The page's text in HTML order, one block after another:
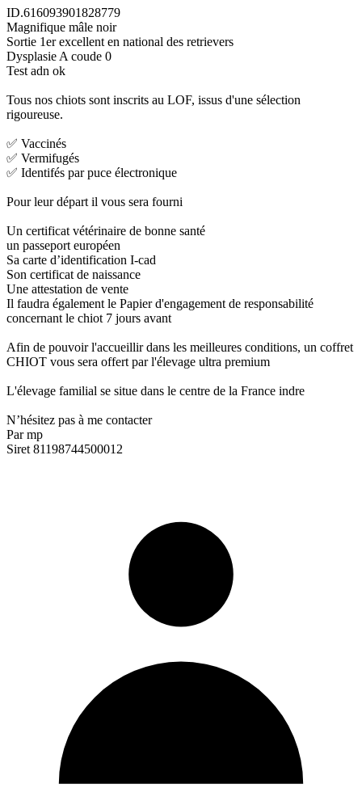
ID.616093901828779
Magnifique mâle noir
Sortie 1er excellent en national des retrievers
Dysplasie A coude 0
Test adn ok
Tous nos chiots sont inscrits au LOF, issus d'une sélection
rigoureuse.
✅ Vaccinés
✅ Vermifugés
✅ Identifés par puce électronique
Pour leur départ il vous sera fourni
Un certificat vétérinaire de bonne santé
un passeport européen
Sa carte d’identification I-cad
Son certificat de naissance
Une attestation de vente
Il faudra également le Papier d'engagement de responsabilité
concernant le chiot 7 jours avant
Afin de pouvoir l'accueillir dans les meilleures conditions, un coffret
CHIOT vous sera offert par l'élevage ultra premium
L'élevage familial se situe dans le centre de la France indre
N’hésitez pas à me contacter
Par mp
Siret 81198744500012